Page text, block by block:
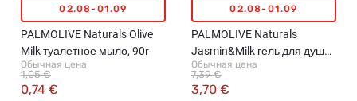
02.08-01.09
PALMOLIVE Naturals Olive
Milk туалетное мыло, 90г
Обычная цена
0,74 €
1,05 €
02.08-01.09
PALMOLIVE Naturals
Jasmin&Milk гель для душа,
500мл
Обычная цена
3,70 €
7,39 €